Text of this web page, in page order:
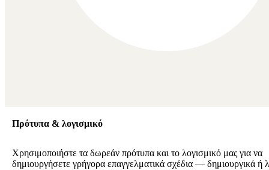
Πρότυπα & λογισμικό
Χρησιμοποιήστε τα δωρεάν πρότυπα και το λογισμικό μας για να
δημιουργήσετε γρήγορα επαγγελματικά σχέδια — δημιουργικά ή